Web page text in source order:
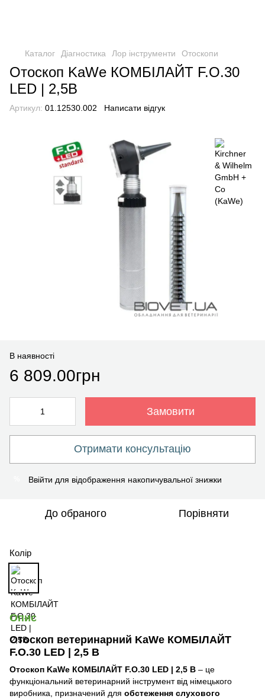
Каталог Діагностика Лор інструменти Отоскопи
Отоскоп KaWe КОМБІЛАЙТ F.O.30
LED | 2,5В
Артикул: 01.12530.002 Написати відгук
В наявності
6 809.00грн
Замовити
Отримати консультацію
Ввійти для відображення накопичувальної знижки
До обраного Порівняти
Колір
Опис
Отоскоп ветеринарний KaWe КОМБІЛАЙТ
F.O.30 LED | 2,5 В
Отоскоп KaWe КОМБІЛАЙТ F.O.30 LED | 2,5 В – це
функціональний ветеринарний інструмент від німецького
виробника, призначений для обстеження слухового